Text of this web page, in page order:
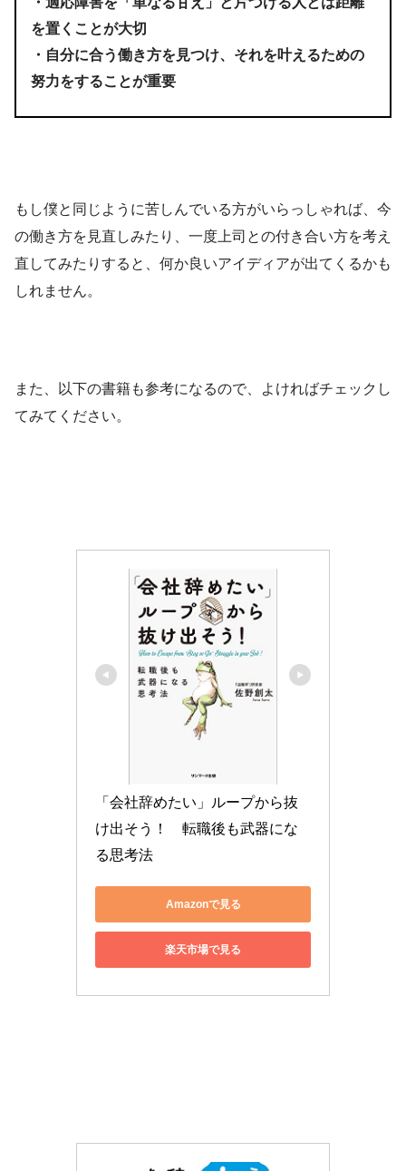
を置くことが大切
・自分に合う働き方を見つけ、それを叶えるための
努力をすることが重要
もし僕と同じように苦しんでいる方がいらっしゃれば、今
の働き方を見直しみたり、一度上司との付き合い方を考え
直してみたりすると、何か良いアイディアが出てくるかも
しれません。
また、以下の書籍も参考になるので、よければチェックし
てみてください。
「会社辞めたい」ループから抜
け出そう！　転職後も武器にな
る思考法
Amazonで見る
楽天市場で見る